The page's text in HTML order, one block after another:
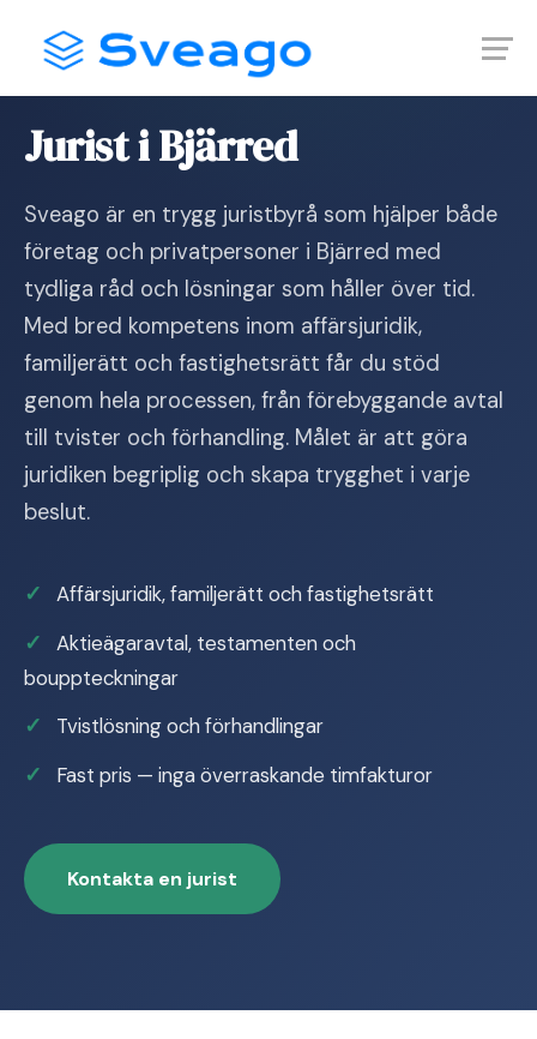
content
Jurist i Bjärred
Sveago är en trygg juristbyrå som hjälper både
företag och privatpersoner i Bjärred med
tydliga råd och lösningar som håller över tid.
Med bred kompetens inom affärsjuridik,
familjerätt och fastighetsrätt får du stöd
genom hela processen, från förebyggande avtal
till tvister och förhandling. Målet är att göra
juridiken begriplig och skapa trygghet i varje
beslut.
Affärsjuridik, familjerätt och fastighetsrätt
Aktieägaravtal, testamenten och
bouppteckningar
Tvistlösning och förhandlingar
Fast pris — inga överraskande timfakturor
Kontakta en jurist